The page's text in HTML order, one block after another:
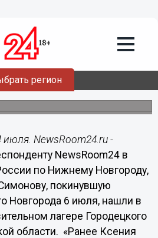
регион
лагере в
Нижегородской
своих дальних
поехать к друзьям в загородный
NewsRoom24.ru -
NewsRoom24 в
по Нижнему Новгороду,
покинувшую
Новгорода 6 июля, нашли в
лагере Городецкого
области. «Ранее Ксения